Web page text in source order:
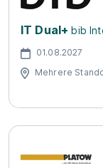
IT Dual+ bib
01.08.2027
Mehrere